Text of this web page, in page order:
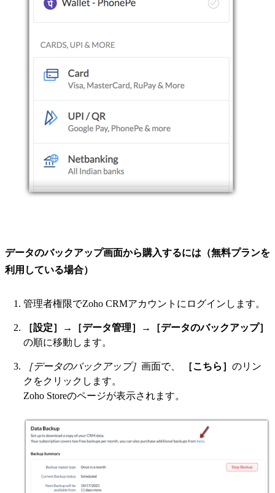
データのバックアップ画面から購入するには（無料プランを
利用している場合）
管理者権限でZoho CRMアカウントにログインします。
［設定］ → ［データ管理］ →
［データのバックアップ］
の順に移動します。
［データのバックアップ］ 画面で、 ［こちら］ のリン
クをクリックします。
Zoho Storeのページが表示されます。